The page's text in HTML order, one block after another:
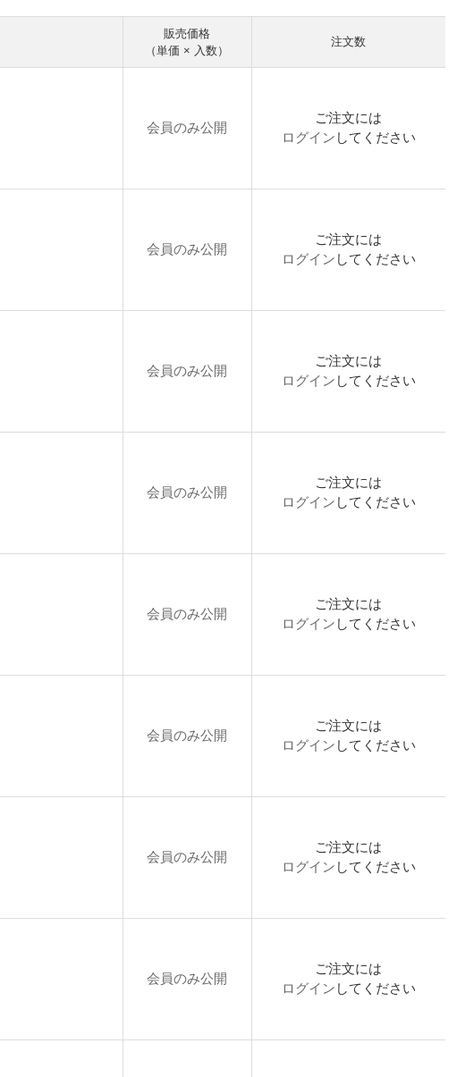
販売価格
（単価 × 入数）
注文数
会員のみ公開
ご注文には
ログイン してください
会員のみ公開
ご注文には
ログイン してください
会員のみ公開
ご注文には
ログイン してください
会員のみ公開
ご注文には
ログイン してください
会員のみ公開
ご注文には
ログイン してください
会員のみ公開
ご注文には
ログイン してください
会員のみ公開
ご注文には
ログイン してください
会員のみ公開
ご注文には
ログイン してください